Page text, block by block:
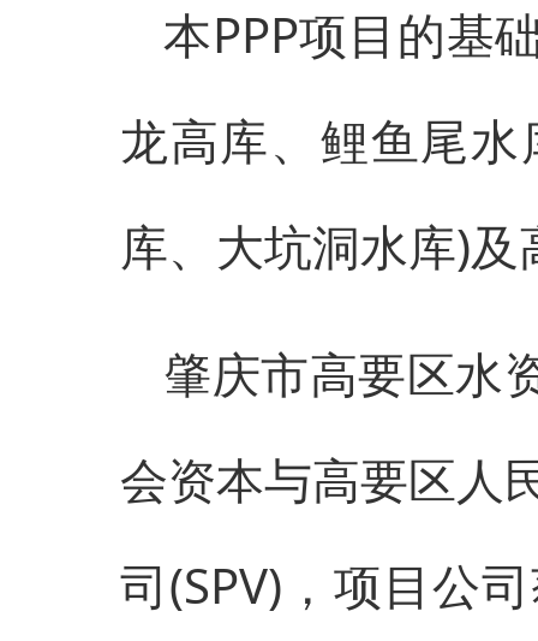
本PPP项目的基
龙高库、鲤鱼尾
库、大坑洞水库)
肇庆市高要区水
会资本与高要区人
司(SPV)，项目公